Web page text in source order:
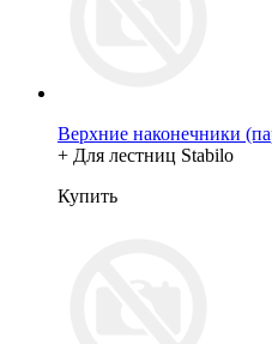
Верхние наконечники
+ Для лестниц Stabilo
Купить